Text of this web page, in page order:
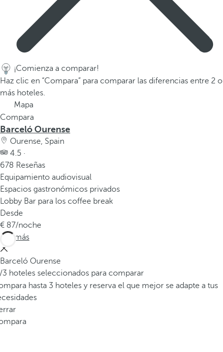
e
r
a
p
c
i
ó
n
d
e
l
a
v
n
t
a
n
a
e
m
¡Comienza a comparar!
Haz clic en “Compara” para comparar las diferencias entre 2 o
más hoteles.
Mapa
Compara
Barceló Ourense
Ourense, Spain
4.5 ·
678 Reseñas
Equipamiento audiovisual
Espacios gastronómicos privados
Lobby Bar para los coffee break
Desde
87/noche
Ver más
Barceló Ourense
/3 hoteles seleccionados para comparar
hasta 3 hoteles y reserva el que mejor se adapte a tus